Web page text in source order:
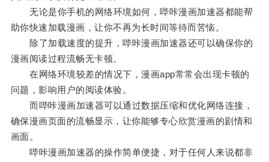
无论是你手机的网络环境如何，哔咔漫画加速器都能帮
助你快速加载漫画，让你不再为长时间等待而苦恼。
除了加载速度的提升，哔咔漫画加速器还可以确保你的
漫画阅读过程流畅无卡顿。
在网络环境较差的情况下，漫画app常常会出现卡顿的
问题，影响用户的阅读体验。
而哔咔漫画加速器可以通过数据压缩和优化网络连接，
确保漫画页面的流畅显示，让你能够专心欣赏漫画的剧情和
画面。
哔咔漫画加速器的操作简单便捷，对于任何人来说都非